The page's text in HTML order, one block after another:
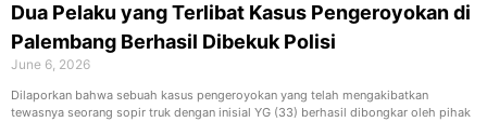
Dua Pelaku yang Terlibat Kasus Pengeroyokan di
Palembang Berhasil Dibekuk Polisi
June 6, 2026
Dilaporkan bahwa sebuah kasus pengeroyokan yang telah mengakibatkan
tewasnya seorang sopir truk dengan inisial YG (33) berhasil dibongkar oleh pihak